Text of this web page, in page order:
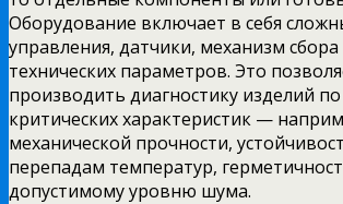
Оборудование включает в себя
управления, датчики, механизм сбора
технических параметров. Это
производить диагностику изделий
критических характеристик —
механической прочности,
перепадам температур,
допустимому уровню шума.